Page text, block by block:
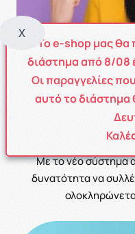
Με το νέο σύστημα
δυνατότητα να
X
Το e-shop μας θα
διάστημα από8/08
Οι παραγγελίες
αυτό το